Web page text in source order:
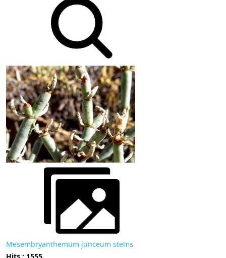
Mesembryanthemum junceum stems